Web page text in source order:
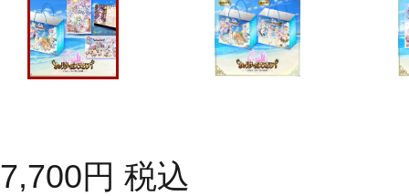
7,700円 税込